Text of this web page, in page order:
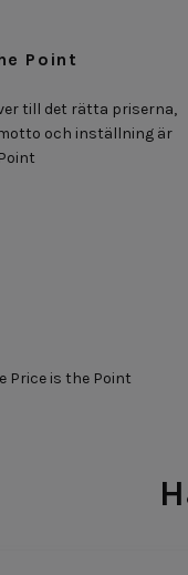
Point
till det rätta priserna,
och inställning är
Price is the Point